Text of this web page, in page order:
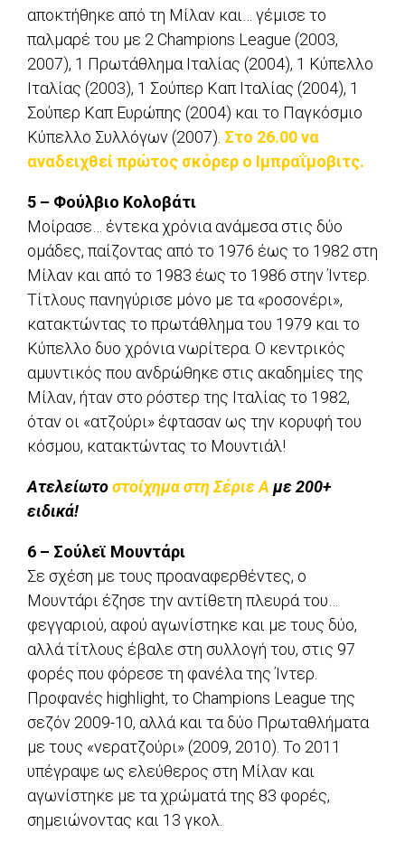
αποκτήθηκε από τη Μίλαν και… γέμισε το
παλμαρέ του με 2 Champions League (2003,
2007), 1 Πρωτάθλημα Ιταλίας (2004), 1 Κύπελλο
Ιταλίας (2003), 1 Σούπερ Καπ Ιταλίας (2004), 1
Σούπερ Καπ Ευρώπης (2004) και το Παγκόσμιο
Κύπελλο Συλλόγων (2007). Στο 26.00 να
αναδειχθεί πρώτος σκόρερ ο Ιμπραΐμοβιτς.
5 – Φούλβιο Κολοβάτι
Μοίρασε… έντεκα χρόνια ανάμεσα στις δύο
ομάδες, παίζοντας από το 1976 έως το 1982 στη
Μίλαν και από το 1983 έως το 1986 στην Ίντερ.
Τίτλους πανηγύρισε μόνο με τα «ροσονέρι»,
κατακτώντας το πρωτάθλημα του 1979 και το
Κύπελλο δυο χρόνια νωρίτερα. Ο κεντρικός
αμυντικός που ανδρώθηκε στις ακαδημίες της
Μίλαν, ήταν στο ρόστερ της Ιταλίας το 1982,
όταν οι «ατζούρι» έφτασαν ως την κορυφή του
κόσμου, κατακτώντας το Μουντιάλ!
Ατελείωτοστοίχημα στη Σέριε Α με 200+
ειδικά!
6 – Σούλεϊ Μουντάρι
Σε σχέση με τους προαναφερθέντες, ο
Μουντάρι έζησε την αντίθετη πλευρά του…
φεγγαριού, αφού αγωνίστηκε και με τους δύο,
αλλά τίτλους έβαλε στη συλλογή του, στις 97
φορές που φόρεσε τη φανέλα της Ίντερ.
Προφανές highlight, το Champions League της
σεζόν 2009-10, αλλά και τα δύο Πρωταθλήματα
με τους «νερατζούρι» (2009, 2010). To 2011
υπέγραψε ως ελεύθερος στη Μίλαν και
αγωνίστηκε με τα χρώματά της 83 φορές,
σημειώνοντας και 13 γκολ.